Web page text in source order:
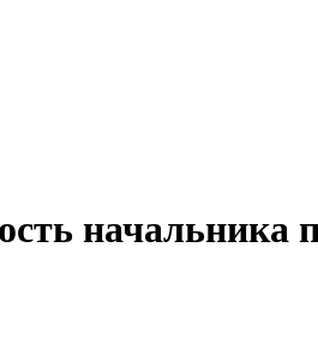
начальника